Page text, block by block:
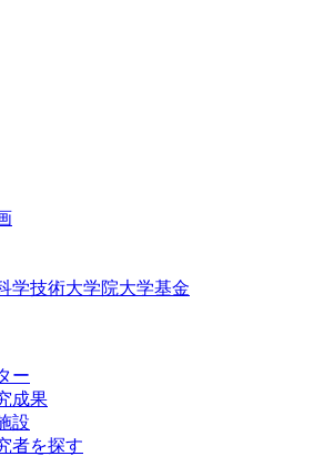
学技術大学院大学基金
ー
成果
設
者を探す